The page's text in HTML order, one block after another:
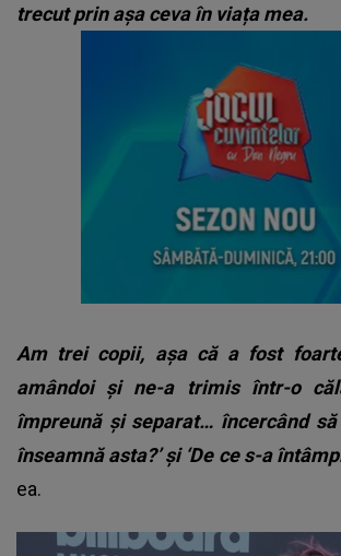
trecut prin așa ceva în viața mea.
Am trei copii, așa că a fost
amândoi și ne-a trimis într-o
împreună și separat… încercând să
înseamnă asta?’ și ‘De ce s-a
ea.